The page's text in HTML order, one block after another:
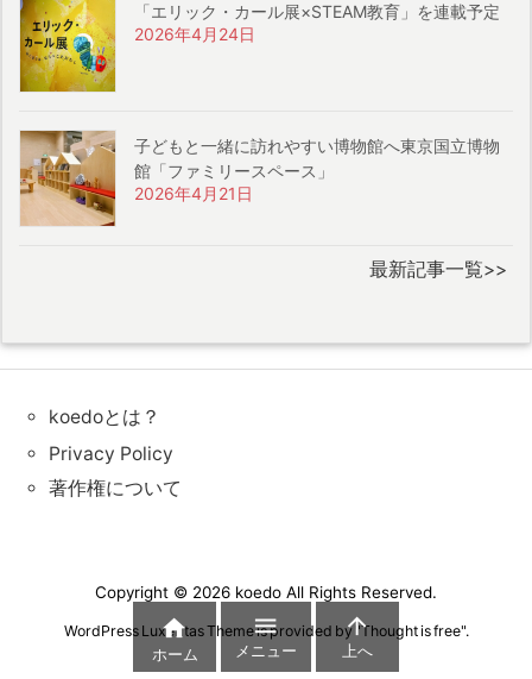
「エリック・カール展×STEAM教育」を連載予定
2026年4月24日
子どもと一緒に訪れやすい博物館へ東京国立博物
館「ファミリースペース」
2026年4月21日
最新記事一覧>>
koedoとは？
Privacy Policy
著作権について
Copyright © 2026 koedo All Rights Reserved.
WordPress Luxeritas Theme is provided by "Thought is free".

ホーム

メニュー

上へ